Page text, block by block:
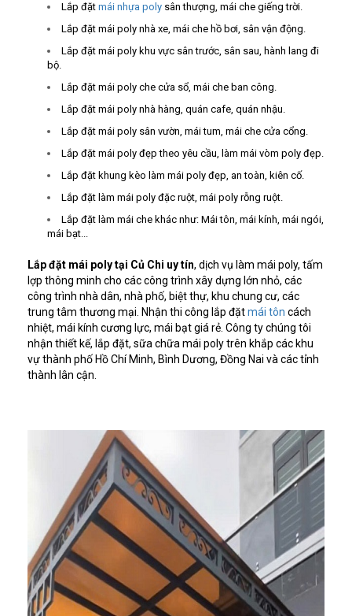
Lắp đặt mái nhựa poly sân thượng, mái che giếng trời.
Lắp đặt mái poly nhà xe, mái che hồ bơi, sân vận động.
Lắp đặt mái poly khu vực sân trước, sân sau, hành lang đi
bộ.
Lắp đặt mái poly che cửa sổ, mái che ban công.
Lắp đặt mái poly nhà hàng, quán cafe, quán nhậu.
Lắp đặt mái poly sân vườn, mái tum, mái che cửa cổng.
Lắp đặt mái poly đẹp theo yêu cầu, làm mái vòm poly đẹp.
Lắp đặt khung kèo làm mái poly đẹp, an toàn, kiên cố.
Lắp đặt làm mái poly đặc ruột, mái poly rỗng ruột.
Lắp đặt làm mái che khác như: Mái tôn, mái kính, mái ngói,
mái bạt...
Lắp đặt mái poly tại Củ Chi uy tín, dịch vụ làm mái poly, tấm
lợp thông minh cho các công trình xây dựng lớn nhỏ, các
công trình nhà dân, nhà phố, biệt thự, khu chung cư, các
trung tâm thương mại. Nhận thi công lắp đặtmái tôn cách
nhiệt, mái kính cương lực, mái bạt giá rẻ. Công ty chúng tôi
nhận thiết kế, lắp đặt, sữa chữa mái poly trên khắp các khu
vự thành phố Hồ Chí Minh, Bình Dương, Đồng Nai và các tỉnh
thành lân cận.